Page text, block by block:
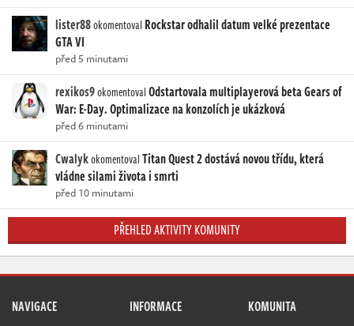
lister88okomentoval Rockstar odhalil datum velké prezentace
GTA VI
před 5 minutami
rexikos9okomentovalOdstartovala multiplayerová beta Gears of
War: E-Day. Optimalizace na konzolích je ukázková
před 6 minutami
CwalykokomentovalTitan Quest 2 dostává novou třídu, která
vládne silami života i smrti
před 10 minutami
PŘEHLED AKTIVITY KOMUNITY
NAVIGACE INFORMACE KOMUNITA